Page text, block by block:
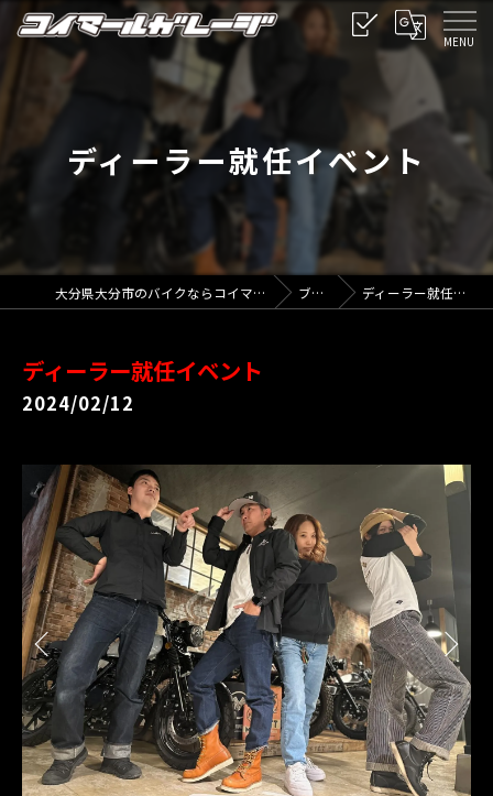
ディーラー就任イベント
大分県大分市のバイクならコイマールガレージ ブログ ディーラー就任イベント
ディーラー就任イベント
2024/02/12